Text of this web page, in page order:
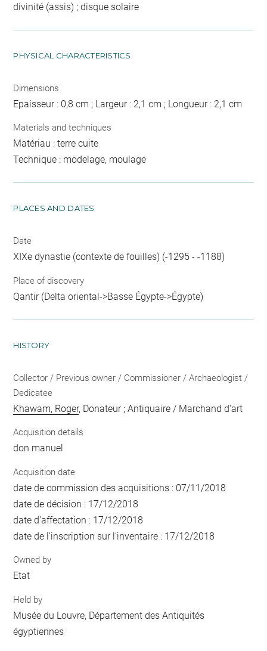
divinité (assis) ; disque solaire
PHYSICAL CHARACTERISTICS
Dimensions
Epaisseur : 0,8 cm ; Largeur : 2,1 cm ; Longueur : 2,1 cm
Materials and techniques
Matériau : terre cuite
Technique : modelage, moulage
PLACES AND DATES
Date
XIXe dynastie (contexte de fouilles) (-1295 - -1188)
Place of discovery
Qantir (Delta oriental->Basse Égypte->Égypte)
HISTORY
Collector / Previous owner / Commissioner / Archaeologist /
Dedicatee
Khawam, Roger, Donateur ; Antiquaire / Marchand d'art
Acquisition details
don manuel
Acquisition date
date de commission des acquisitions : 07/11/2018
date de décision : 17/12/2018
date d'affectation : 17/12/2018
date de l'inscription sur l'inventaire : 17/12/2018
Owned by
Etat
Held by
Musée du Louvre, Département des Antiquités
égyptiennes